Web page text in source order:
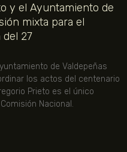
y el Ayuntamiento de
mixta para el
del 27
de Valdepeñas
los actos del centenario
Prieto es el único
Nacional.